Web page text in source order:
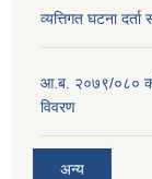
व्यत्तिगत घटना दर्ता
आ.ब. २०७९/०८० को
विवरण
अन्य